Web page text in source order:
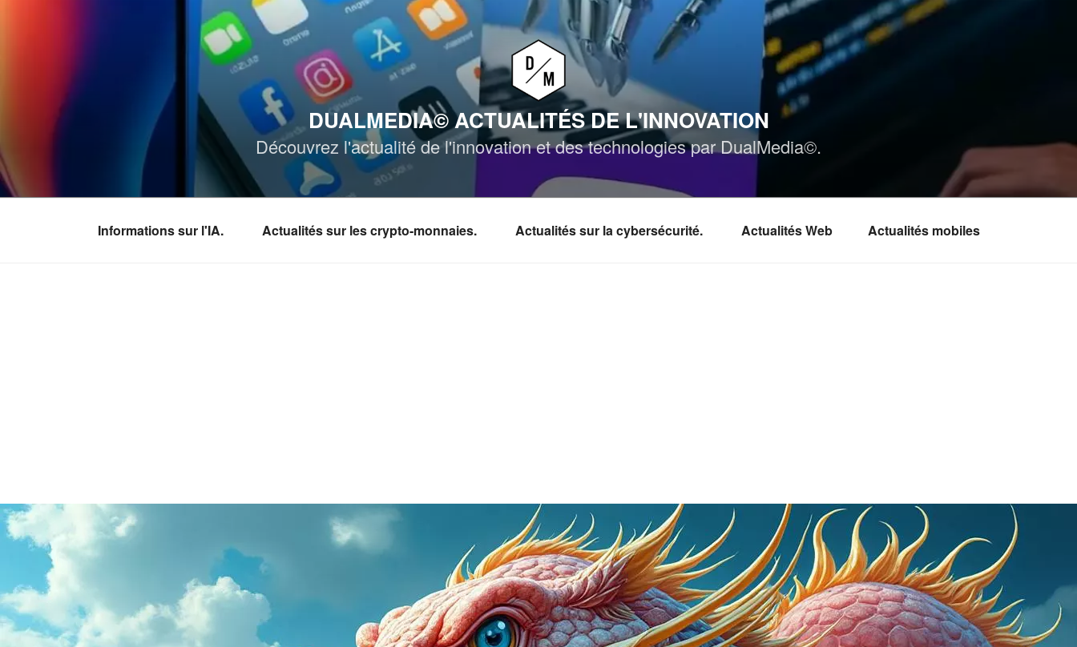
DUALMEDIA© ACTUALITÉS DE L'INNOVATION
Découvrez l'actualité de l'innovation et des technologies par DualMedia©.
Informations sur l'IA. Actualités sur les crypto-monnaies. Actualités sur la cybersécurité. Actualités Web Actualités mobiles